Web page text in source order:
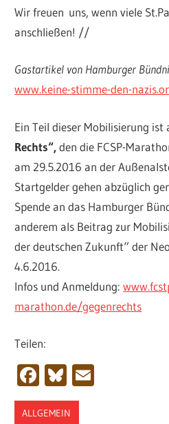
Wir freuen uns, wenn viele
anschließen! //
Gastartikel von Hamburger
www.keine-stimme-den-
Ein Teil dieser Mobilisierung ist
Rechts“,den die FCSP-
am 29.5.2016 an der
Startgelder gehen abzüglich
Spende an das Hamburger
anderem als Beitrag zur
der deutschen Zukunft“ der
4.6.2016.
Infos und Anmeldung:
marathon.de/gegenrechts
Teilen:
Facebook
Bluesky
ALLGEMEIN